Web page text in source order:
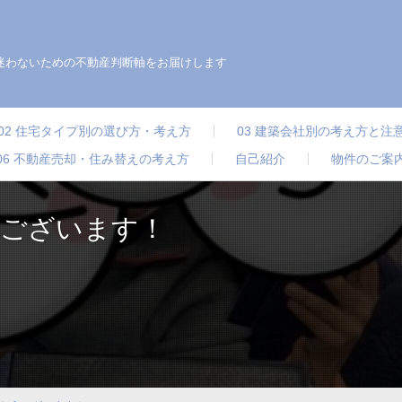
わないための不動産判断軸をお届けします
住宅タイプ別の選び方・考え方 03 建築会社別の考え方と注
不動産売却・住み替えの考え方 自己紹介 物件のご案
ざいます！